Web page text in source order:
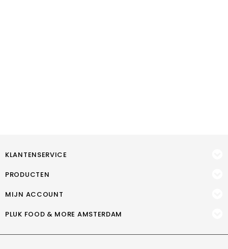
KLANTENSERVICE
PRODUCTEN
MIJN ACCOUNT
PLUK FOOD & MORE AMSTERDAM